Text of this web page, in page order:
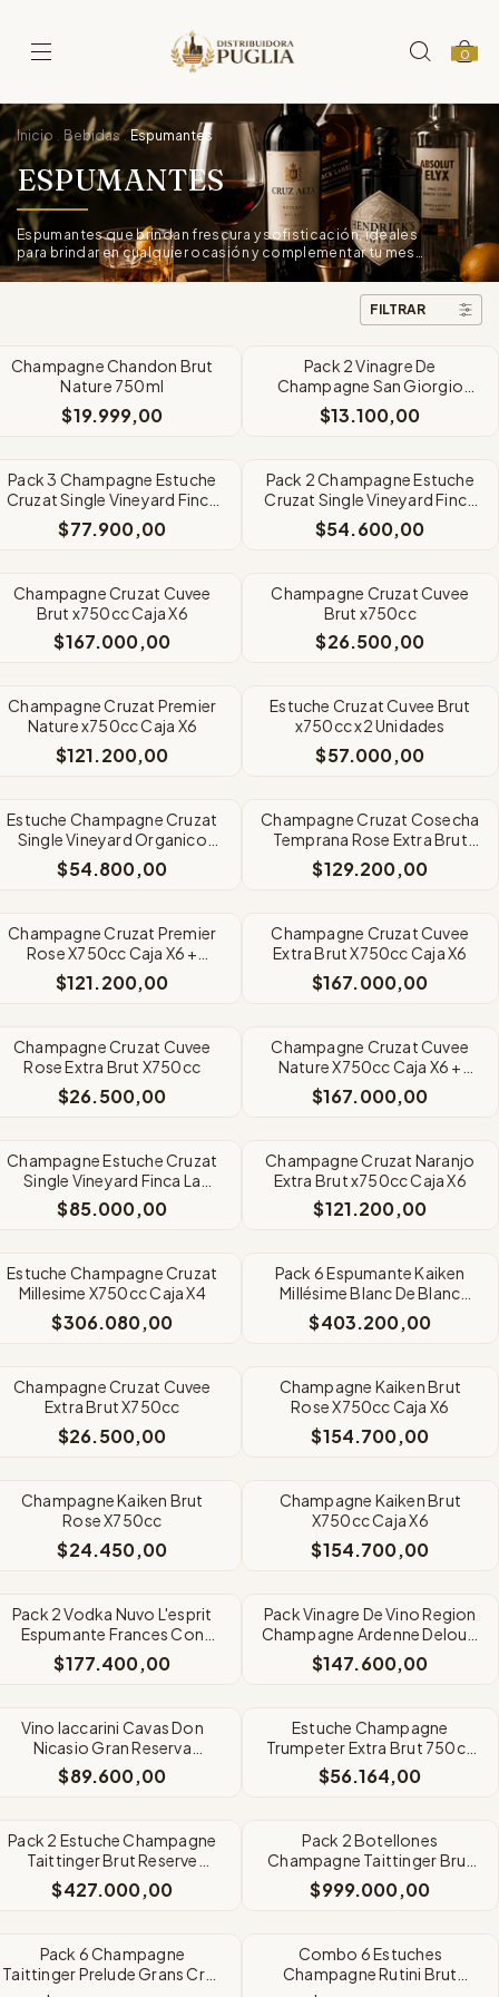
0
Inicio . Bebidas . Espumantes
ESPUMANTES
Espumantes que brindan frescura y sofisticación, ideales
para brindar en cualquier ocasión y complementar tu mesa
gourmet.
FILTRAR
Champagne Chandon Brut
Nature 750ml
$19.999,00
Pack 2 Vinagre De
Champagne San Giorgio
70ml Vidrio
$13.100,00
Pack 3 Champagne Estuche
Cruzat Single Vineyard Finca
Las Peña Malbec x750
$77.900,00
Pack 2 Champagne Estuche
Cruzat Single Vineyard Finca
Las Peña Malbec x750
$54.600,00
Champagne Cruzat Cuvee
Brut x750cc Caja X6
$167.000,00
Champagne Cruzat Cuvee
Brut x750cc
$26.500,00
Champagne Cruzat Premier
Nature x750cc Caja X6
$121.200,00
Estuche Cruzat Cuvee Brut
x750cc x2 Unidades
$57.000,00
Estuche Champagne Cruzat
Single Vineyard Organico
x750cc x2
$54.800,00
Champagne Cruzat Cosecha
Temprana Rose Extra Brut
X750cc Caja X6
$129.200,00
Champagne Cruzat Premier
Rose X750cc Caja X6 +
Regalo
$121.200,00
Champagne Cruzat Cuvee
Extra Brut X750cc Caja X6
$167.000,00
Champagne Cruzat Cuvee
Rose Extra Brut X750cc
$26.500,00
Champagne Cruzat Cuvee
Nature X750cc Caja X6 +
Regalo
$167.000,00
Champagne Estuche Cruzat
Single Vineyard Finca La
Dama x750 X2
$85.000,00
Champagne Cruzat Naranjo
Extra Brut x750cc Caja X6
$121.200,00
Estuche Champagne Cruzat
Millesime X750cc Caja X4
$306.080,00
Pack 6 Espumante Kaiken
Millésime Blanc De Blanc
x750cc
$403.200,00
Champagne Cruzat Cuvee
Extra Brut X750cc
$26.500,00
Champagne Kaiken Brut
Rose X750cc Caja X6
$154.700,00
Champagne Kaiken Brut
Rose X750cc
$24.450,00
Champagne Kaiken Brut
X750cc Caja X6
$154.700,00
Pack 2 Vodka Nuvo L'esprit
Espumante Frances Con
Vodka 700ml
$177.400,00
Pack Vinagre De Vino Region
Champagne Ardenne Delouis
France 2 X5000
$147.600,00
Vino Iaccarini Cavas Don
Nicasio Gran Reserva
Bonarda x750cc Caja X6
$89.600,00
Estuche Champagne
Trumpeter Extra Brut 750cc
X2 Unidades
$56.164,00
Pack 2 Estuche Champagne
Taittinger Brut Reserve
X750cc Frances
$427.000,00
Pack 2 Botellones
Champagne Taittinger Brut
Reserve Magnum X1500
Frances
$999.000,00
Pack 6 Champagne
Taittinger Prelude Grans Crus
Combo 6 Estuches
Champagne Rutini Brut